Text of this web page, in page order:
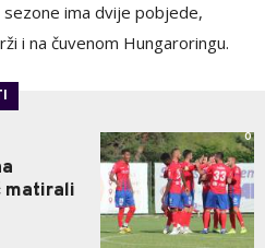
ima dvije pobjede,
i na čuvenom Hungaroringu.
matirali
0